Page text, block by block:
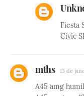
Fiesta
Civic
mths 13 de
A45 amg